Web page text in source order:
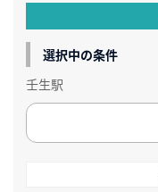
選択中の条件
壬生駅